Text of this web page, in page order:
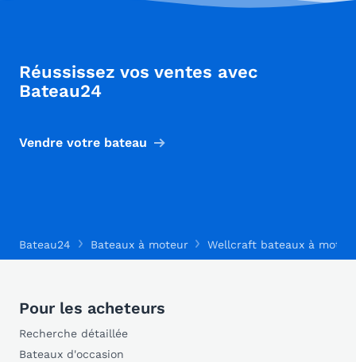
Réussissez vos ventes avec
Bateau24
Vendre votre bateau
Bateau24 Bateaux à moteur Wellcraft bateaux à
Pour les acheteurs
Recherche détaillée
Bateaux d'occasion